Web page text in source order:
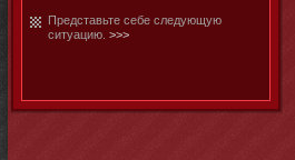
Представьте себе следующую
ситуацию. >>>